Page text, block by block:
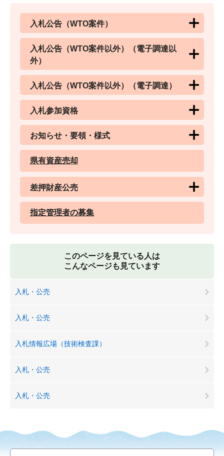
入札公告（WTO案件）
入札公告（WTO案件以外）（電子調達以
外）
入札公告（WTO案件以外）（電子調達）
入札参加資格
お知らせ・要領・様式
県有資産売却
差押財産公売
指定管理者の募集
このページを見ている人は
こんなページも見ています
入札・公売
入札・公売
入札情報広場（技術検査課）
入札・公売
入札・公売